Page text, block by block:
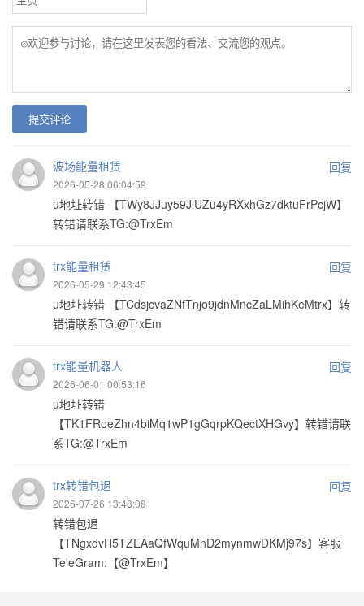
提交评论
波场能量租赁 回复
2026-05-28 06:04:59
u地址转错 【TWy8JJuy59JiUZu4yRXxhGz7dktuFrPcjW】
转错请联系TG:@TrxEm
trx能量租赁 回复
2026-05-29 12:43:45
u地址转错 【TCdsjcvaZNfTnjo9jdnMncZaLMihKeMtrx】转
错请联系TG:@TrxEm
trx能量机器人 回复
2026-06-01 00:53:16
u地址转错
【TK1FRoeZhn4biMq1wP1gGqrpKQectXHGvy】转错请联
系TG:@TrxEm
trx转错包退 回复
2026-07-26 13:48:08
转错包退
【TNgxdvH5TZEAaQfWquMnD2mynmwDKMj97s】客服
TeleGram:【@TrxEm】